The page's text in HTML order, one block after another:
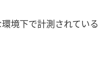
境下で計測されている